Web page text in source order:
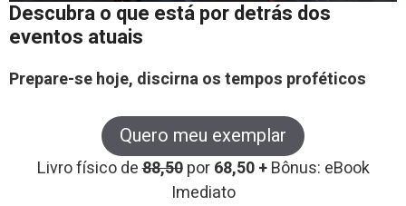
Descubra o que está por detrás dos
eventos atuais
Prepare-se hoje, discirna os tempos proféticos
Quero meu exemplar
Livro físico de88,50 por68,50 +Bônus: eBook
Imediato